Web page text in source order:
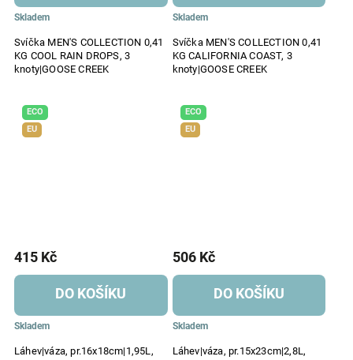
Svíčka MEN'S COLLECTION 0,41
KG COOL RAIN DROPS, 3
knoty|GOOSE CREEK
Skladem
Svíčka MEN'S COLLECTION 0,41
KG CALIFORNIA COAST, 3
knoty|GOOSE CREEK
Skladem
ECO
EU
Láhev|váza, pr.16x18cm|1,95L,
Skladem
415 Kč
DO KOŠÍKU
ECO
EU
Láhev|váza, pr.15x23cm|2,8L,
Skladem
506 Kč
DO KOŠÍKU